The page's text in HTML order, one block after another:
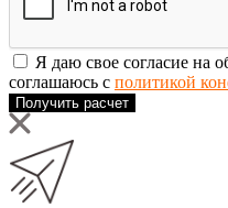
Я даю свое согласие на
соглашаюсь с политикой
Получить расчет